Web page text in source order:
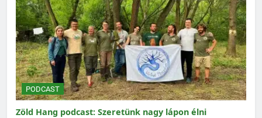
PODCAST
Zöld Hang podcast: Szeretünk nagy lápon élni